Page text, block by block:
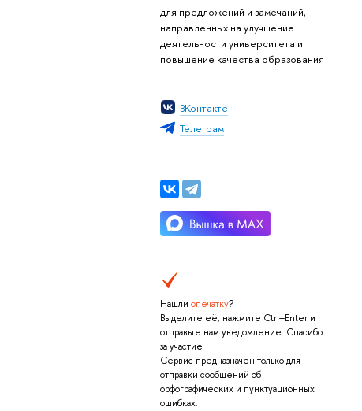
для предложений и замечаний,
направленных на улучшение
деятельности университета и
повышение качества образования
ВКонтакте
Телеграм
Нашли опечатку?
Выделите её, нажмите Ctrl+Enter и
отправьте нам уведомление. Спасибо
за участие!
Сервис предназначен только для
отправки сообщений об
орфографических и пунктуационных
ошибках.